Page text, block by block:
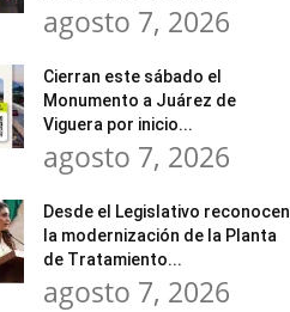
agosto 7, 2026
Cierran este sábado el
Monumento a Juárez de
Viguera por inicio...
agosto 7, 2026
Desde el Legislativo reconocen
la modernización de la Planta
de Tratamiento...
agosto 7, 2026